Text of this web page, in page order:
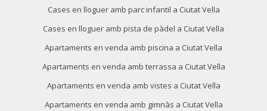
Cases en lloguer amb parc infantil a Ciutat Vella
Cases en lloguer amb pista de pàdel a Ciutat Vella
Apartaments en venda amb piscina a Ciutat Vella
Apartaments en venda amb terrassa a Ciutat Vella
Apartaments en venda amb vistes a Ciutat Vella
Apartaments en venda amb gimnàs a Ciutat Vella
compte que aquesta acció podrà ocasionar dificultats de
Analítiques i personalització
Permeten fer el seguiment i l'anàlisi del comportament
dels usuaris d'aquest lloc web. La informació recollida
mitjançant aquest tipus de cookies s'utilitza en el
mesurament de l'activitat del web per a l'elaboració de